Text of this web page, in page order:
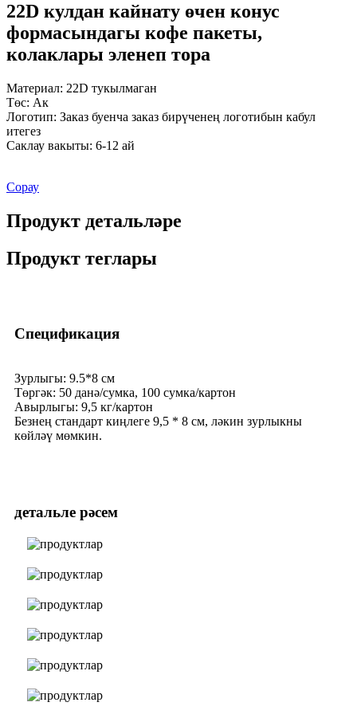
22D кулдан кайнату өчен конус
формасындагы кофе пакеты,
колаклары эленеп тора
Материал: 22D тукылмаган
Төс: Ак
Логотип: Заказ буенча заказ бирүченең логотибын кабул
итегез
Саклау вакыты: 6-12 ай
Сорау
Продукт детальләре
Продукт теглары
Спецификация
Зурлыгы: 9.5*8 см
Төргәк: 50 данә/сумка, 100 сумка/картон
Авырлыгы: 9,5 кг/картон
Безнең стандарт киңлеге 9,5 * 8 см, ләкин зурлыкны
көйләү мөмкин.
детальле рәсем